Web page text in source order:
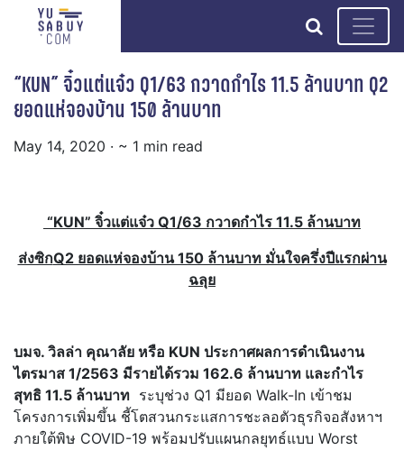
search
“KUN” จิ๋วแต่แจ๋ว Q1/63 กวาดกำไร 11.5 ล้านบาท Q2
ยอดแห่จองบ้าน 150 ล้านบาท
May 14, 2020 · ~ 1 min read
“KUN” จิ๋วแต่แจ๋ว Q1/63 กวาดกำไร 11.5 ล้านบาท
ส่งซิกQ2 ยอดแห่จองบ้าน 150 ล้านบาท มั่นใจครึ่งปีแรกผ่าน
ฉลุย
บมจ. วิลล่า คุณาลัย หรือ KUN ประกาศผลการดำเนินงาน
ไตรมาส 1/2563 มีรายได้รวม 162.6 ล้านบาท และกำไร
สุทธิ 11.5 ล้านบาท ระบุช่วง Q1 มียอด Walk-In เข้าชม
โครงการเพิ่มขึ้น ชี้โตสวนกระแสการชะลอตัวธุรกิจอสังหาฯ
ภายใต้พิษ COVID-19 พร้อมปรับแผนกลยุทธ์แบบ Worst